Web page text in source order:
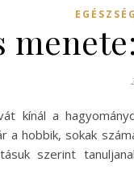
EGÉSZSÉG
kínál a
a hobbik, sokak
szerint